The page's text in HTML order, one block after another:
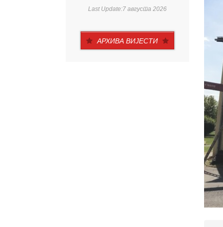
Last Update:7 августа 2026
АРХИВА ВИЈЕСТИ